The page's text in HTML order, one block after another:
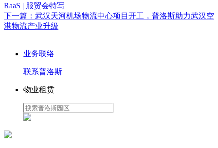
RaaS | 服贸会特写
下一篇： 武汉天河机场物流中心项目开工，普洛斯助力武汉空
港物流产业升级
业务联络
联系普洛斯
物业租赁